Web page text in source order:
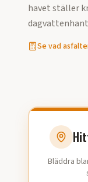
havet ställer
Se vad
Bläddra